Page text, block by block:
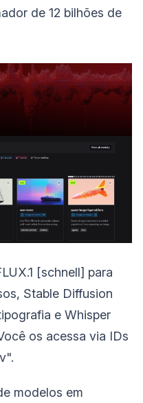
de 12 bilhões de
[schnell] para
Stable Diffusion
e Whisper
os acessa via IDs
modelos em